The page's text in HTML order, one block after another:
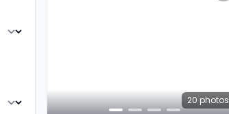
20 photos